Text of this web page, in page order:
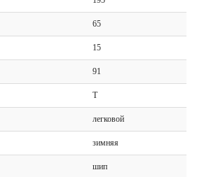
65
15
91
T
легковой
зимняя
шип